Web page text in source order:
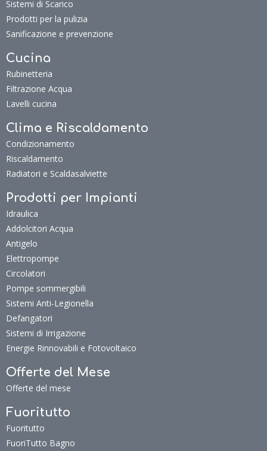
Sistemi di Scarico
Prodotti per la pulizia
Sanificazione e prevenzione
Cucina
Rubinetteria
Filtrazione Acqua
Lavelli cucina
Clima e Riscaldamento
Condizionamento
Riscaldamento
Radiatori e Scaldasalviette
Prodotti per Impianti
Idraulica
Addolcitori Acqua
Antigelo
Elettropompe
Circolatori
Pompe sommergibili
Sistemi Anti-Legionella
Defangatori
Sistemi di Irrigazione
Energie Rinnovabili e Fotovoltaico
Offerte del Mese
Offerte del mese
Fuoritutto
Fuoritutto
FuoriTutto Bagno